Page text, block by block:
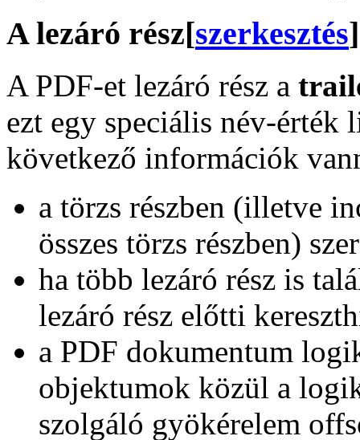
A lezáró rész[szerkesztés]
A PDF-et lezáró rész a
ezt egy speciális név-
következő információk
a törzs részben (illetve
összes törzs részben)
ha több lezáró rész is
lezáró rész előtti
a PDF dokumentum
objektumok közül a
szolgáló gyökérelem